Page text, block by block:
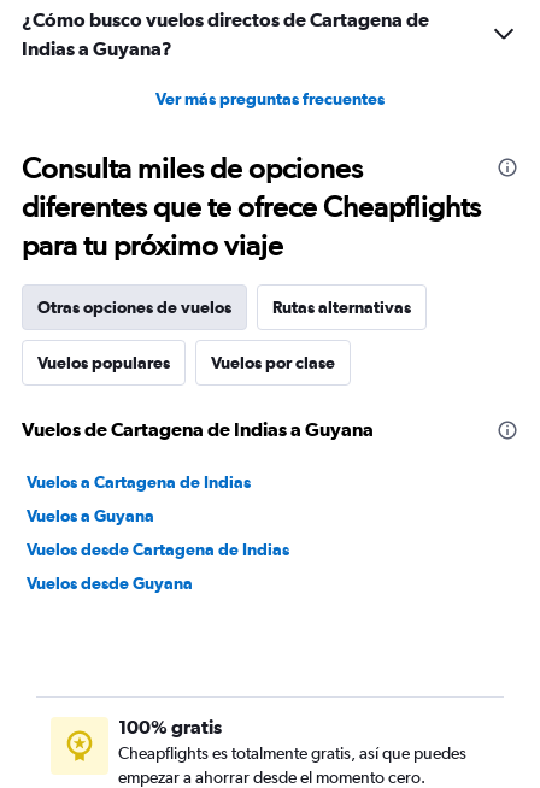
¿Cómo busco vuelos directos de Cartagena de
Indias a Guyana?
Ver más preguntas frecuentes
Consulta miles de opciones
diferentes que te ofrece Cheapflights
para tu próximo viaje
Otras opciones de vuelos Rutas alternativas
Vuelos populares Vuelos por clase
Vuelos de Cartagena de Indias a Guyana
Vuelos a Cartagena de Indias
Vuelos a Guyana
Vuelos desde Cartagena de Indias
Vuelos desde Guyana
100% gratis
Cheapflights es totalmente gratis, así que puedes
empezar a ahorrar desde el momento cero.